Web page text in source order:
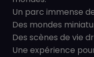
Un parc immense
Des mondes
Des scènes de vie
Une expérience